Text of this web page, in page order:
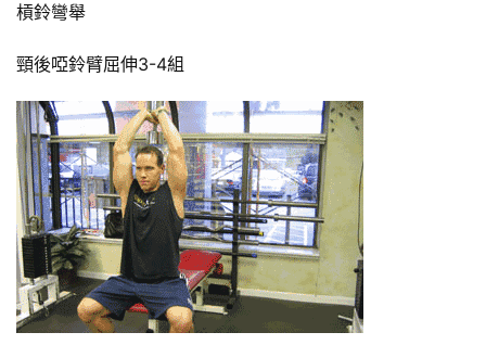
伽
健
身
視
頻
槓鈴彎舉
頸後啞鈴臂屈伸3-4組